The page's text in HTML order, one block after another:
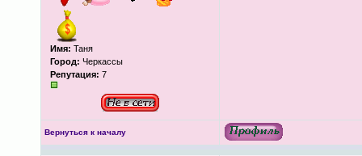
Имя: Таня
Город: Черкассы
Репутация: 7
Вернуться к началу